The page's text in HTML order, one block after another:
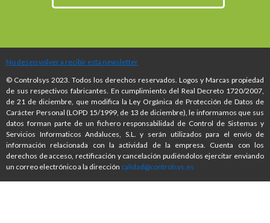
No deseo volver a recibir esta newsletter
© Controlsys 2023. Todos los derechos reservados. Logos y Marcas propiedad
de sus respectivos fabricantes. En cumplimiento del Real Decreto 1720/2007,
de 21 de diciembre, que modifica la Ley Orgánica de Protección de Datos de
Carácter Personal (LOPD 15/1999, de 13 de diciembre), le informamos que sus
datos forman parte de un fichero responsabilidad de Control de Sistemas y
Servicios Informaticos Andaluces, S.L. y serán utilizados para el envío de
información relacionada con la actividad de la empresa. Cuenta con los
derechos de acceso, rectificación y cancelación pudiéndolos ejercitar enviando
un correo electrónico a la dirección calidad@controlsys.es